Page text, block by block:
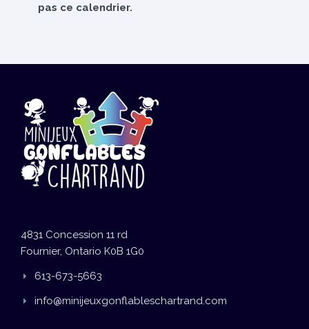
pas ce calendrier.
4831 Concession 11 rd
Fournier, Ontario K0B 1G0
613-673-5663
info@minijeuxgonflableschartrand.com